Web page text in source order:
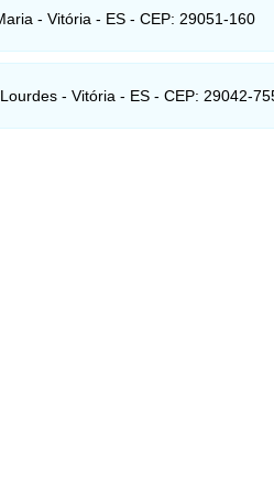
- Vitória - ES - CEP: 29051-160
- Vitória - ES - CEP: 29042-